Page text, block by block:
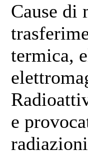
Cause di
termica,
e